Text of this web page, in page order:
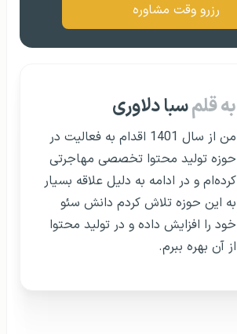
رزرو وقت مشاوره
به قلمسبا دلاوری
من از سال 1401 اقدام به فعالیت در
حوزه تولید محتوا تخصصی مهاجرتی
کرده‌ام و در ادامه به دلیل علاقه بسیار
به این حوزه تلاش کردم دانش سئو
خود را افزایش داده و در تولید محتوا
از آن بهره ببرم.